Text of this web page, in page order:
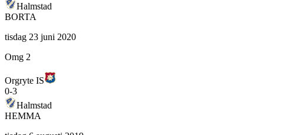
Halmstad
BORTA
tisdag 23 juni 2020
Omg 2
Orgryte IS
0-3
Halmstad
HEMMA